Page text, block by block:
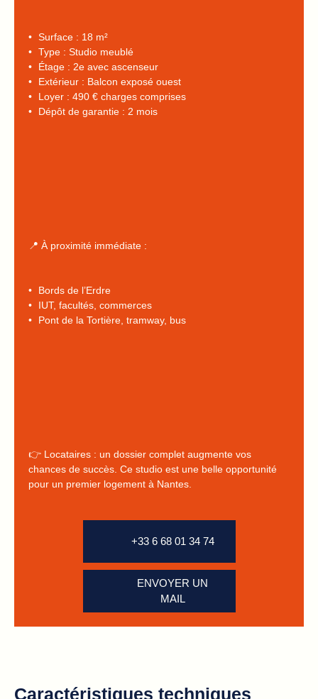
Surface : 18 m²
Type : Studio meublé
Étage : 2e avec ascenseur
Extérieur : Balcon exposé ouest
Loyer : 490 € charges comprises
Dépôt de garantie : 2 mois
📍 À proximité immédiate :
Bords de l’Erdre
IUT, facultés, commerces
Pont de la Tortière, tramway, bus
👉 Locataires : un dossier complet augmente vos
chances de succès. Ce studio est une belle opportunité
pour un premier logement à Nantes.
+33 6 68 01 34 74
ENVOYER UN
MAIL
Caractéristiques techniques